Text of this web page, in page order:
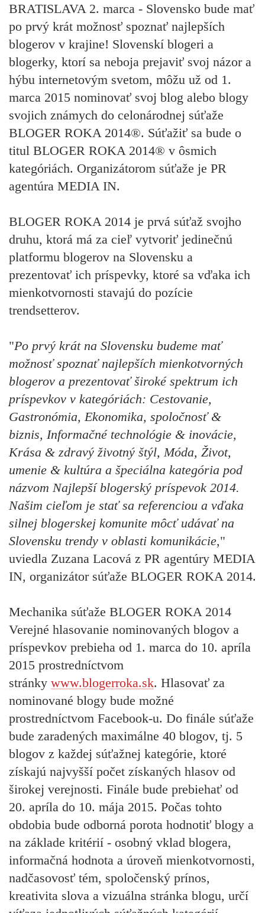
BRATISLAVA 2. marca - Slovensko bude mať
po prvý krát možnosť spoznať najlepších
blogerov v krajine! Slovenskí blogeri a
blogerky, ktorí sa neboja prejaviť svoj názor a
hýbu internetovým svetom, môžu už od 1.
marca 2015 nominovať svoj blog alebo blogy
svojich známych do celonárodnej súťaže
BLOGER ROKA 2014®. Súťažiť sa bude o
titul BLOGER ROKA 2014® v ôsmich
kategóriách. Organizátorom súťaže je PR
agentúra MEDIA IN.
BLOGER ROKA 2014 je prvá súťaž svojho
druhu, ktorá má za cieľ vytvoriť jedinečnú
platformu blogerov na Slovensku a
prezentovať ich príspevky, ktoré sa vďaka ich
mienkotvornosti stavajú do pozície
trendsetterov.
"Po prvý krát na Slovensku budeme mať
možnosť spoznať najlepších mienkotvorných
blogerov a prezentovať široké spektrum ich
príspevkov v kategóriách: Cestovanie,
Gastronómia, Ekonomika, spoločnosť &
biznis, Informačné technológie & inovácie,
Krása & zdravý životný štýl, Móda, Život,
umenie & kultúra a špeciálna kategória pod
názvom Najlepší blogerský príspevok 2014.
Našim cieľom je stať sa referenciou a vďaka
silnej blogerskej komunite môcť udávať na
Slovensku trendy v oblasti komunikácie,"
uviedla Zuzana Lacová z PR agentúry MEDIA
IN, organizátor súťaže BLOGER ROKA 2014.
Mechanika súťaže BLOGER ROKA 2014
Verejné hlasovanie nominovaných blogov a
príspevkov prebieha od 1. marca do 10. apríla
2015 prostredníctvom
stránky www.blogerroka.sk. Hlasovať za
nominované blogy bude možné
prostredníctvom Facebook-u. Do finále súťaže
bude zaradených maximálne 40 blogov, tj. 5
blogov z každej súťažnej kategórie, ktoré
získajú najvyšší počet získaných hlasov od
širokej verejnosti. Finále bude prebiehať od
20. apríla do 10. mája 2015. Počas tohto
obdobia bude odborná porota hodnotiť blogy a
na základe kritérií - osobný vklad blogera,
informačná hodnota a úroveň mienkotvornosti,
nadčasovosť tém, spoločenský prínos,
kreativita slova a vizuálna stránka blogu, určí